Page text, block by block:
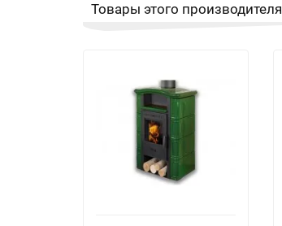
Товары этого производителя